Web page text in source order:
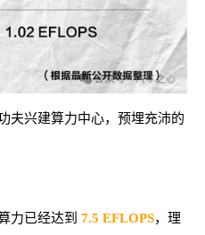
夫兴建算力中心，预埋充沛的
力已经达到 7.5 EFLOPS，理